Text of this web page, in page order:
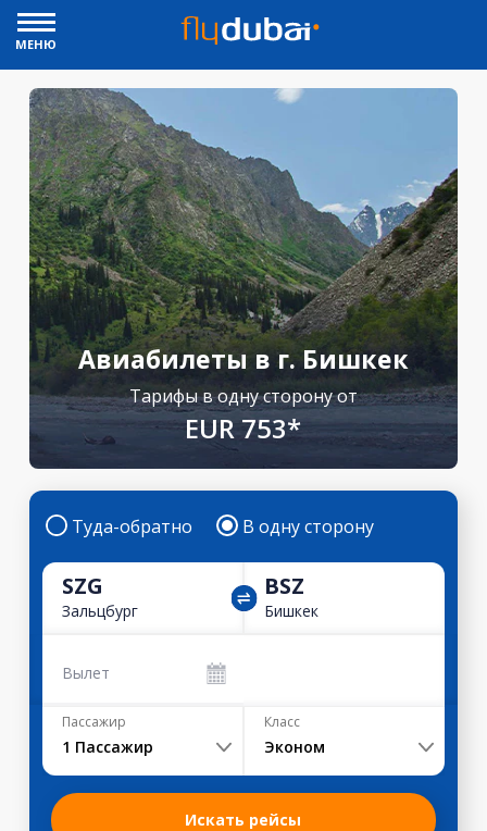
МЕНЮ
Авиабилеты в г. Бишкек
Тарифы в одну сторону от
EUR 753*
Туда-обратно В одну сторону
SZG
Зальцбург
BSZ
Бишкек
Вылет
Пассажир
1 Пассажир
Класс
Эконом
Искать рейсы